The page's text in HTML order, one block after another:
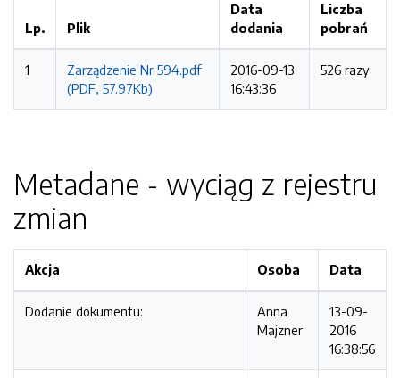
Lp. Plik
Data
dodania
Liczba
pobrań
1
Zarządzenie Nr 594.pdf
(PDF, 57.97Kb)
2016-09-13
16:43:36
526 razy
Metadane - wyciąg z rejestru
zmian
Akcja Osoba Data
Dodanie dokumentu:
Anna
Majzner
13-09-
2016
16:38:56